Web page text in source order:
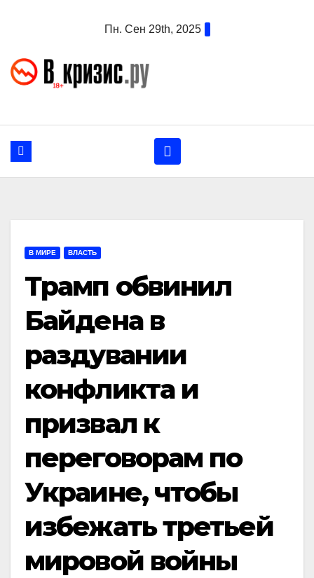
Пн. Сен 29th, 2025
В МИРЕ ВЛАСТЬ
Трамп обвинил
Байдена в
раздувании
конфликта и
призвал к
переговорам по
Украине, чтобы
избежать третьей
мировой войны